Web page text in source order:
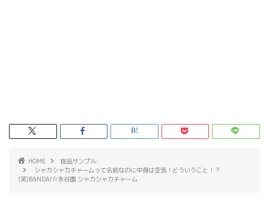
HOME
食品サンプル
シャカシャカチャームって名前なのに中身は空気！どういうこと！？
(笑)BANDAI☆永谷園 シャカシャカチャーム